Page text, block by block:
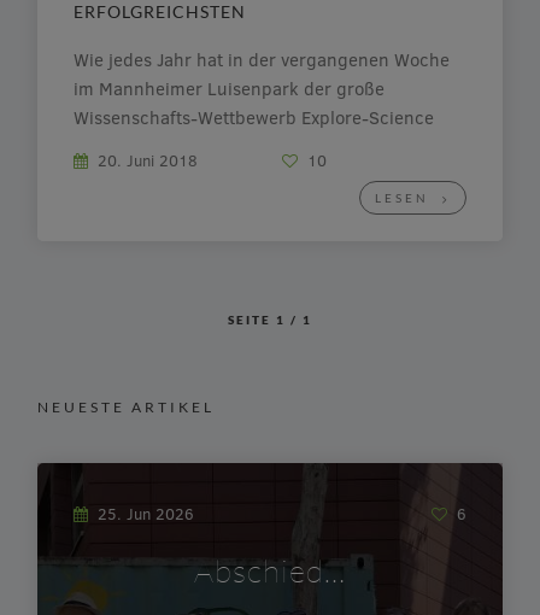
LESEN
ERFOLGREICHSTEN
Wie jedes Jahr hat in der vergangenen Woche
im Mannheimer Luisenpark der große
Wissenschafts-Wettbewerb Explore-Science
Donnerstag, dem 15. Juni 2018, wieder dabei –
mittlerweile zum 13. Mal! Und auch dieses Jahr
20. Juni 2018 10
SEITE 1 / 1
NEUESTE ARTIKEL
25. Jun 2026 6
Abschied…